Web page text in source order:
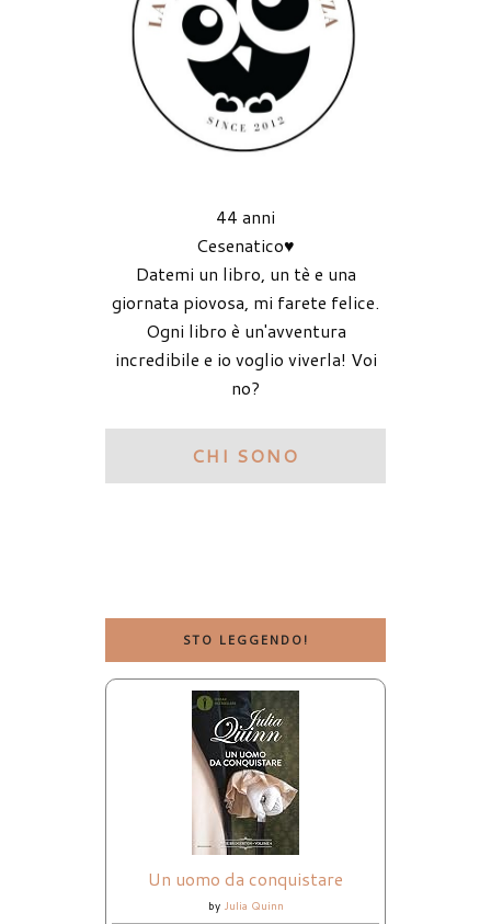
44 anni
Cesenatico♥
Datemi un libro, un tè e una
giornata piovosa, mi farete felice.
Ogni libro è un'avventura
incredibile e io voglio viverla! Voi
no?
CHI SONO
STO LEGGENDO!
Un uomo da conquistare
by Julia Quinn